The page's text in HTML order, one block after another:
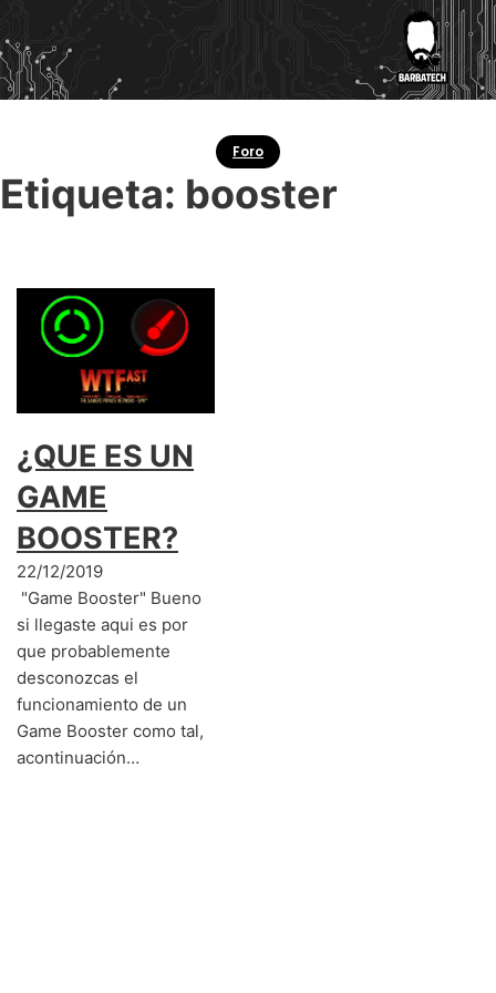
Foro
Etiqueta: booster
¿QUE ES UN
GAME
BOOSTER?
22/12/2019
"Game Booster" Bueno
si llegaste aqui es por
que probablemente
desconozcas el
funcionamiento de un
Game Booster como tal,
acontinuación…